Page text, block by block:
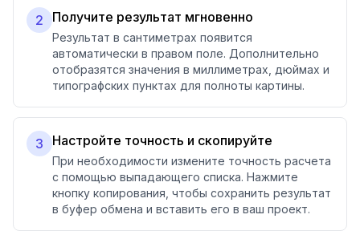
2 Получите результат мгновенно
Результат в сантиметрах появится
автоматически в правом поле. Дополнительно
отобразятся значения в миллиметрах, дюймах и
типографских пунктах для полноты картины.
3 Настройте точность и скопируйте
При необходимости измените точность расчета
с помощью выпадающего списка. Нажмите
кнопку копирования, чтобы сохранить результат
в буфер обмена и вставить его в ваш проект.